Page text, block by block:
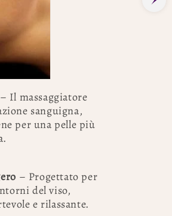
– Il massaggiatore
sanguigna,
per una pelle più
– Progettato per
del viso,
e rilassante.